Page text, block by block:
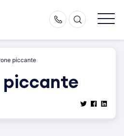
piccante
piccante